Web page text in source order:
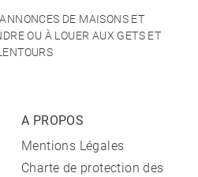
DE MAISONS ET
OU À LOUER AUX GETS ET
A PROPOS
Mentions Légales
Charte de protection des